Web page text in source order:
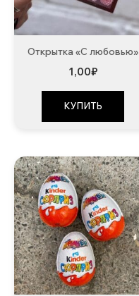
Открытка «С любовью»
1,00₽
КУПИТЬ